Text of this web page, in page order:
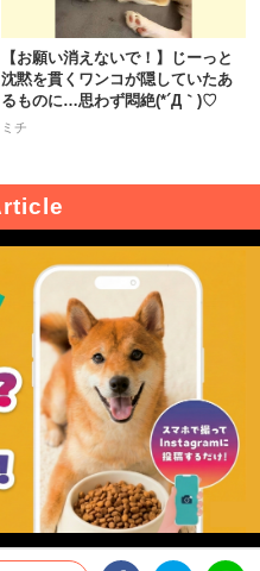
【お願い消えないで！】じーっと
沈黙を貫くワンコが隠していたあ
るものに…思わず悶絶(*´Д｀)♡
ミチ